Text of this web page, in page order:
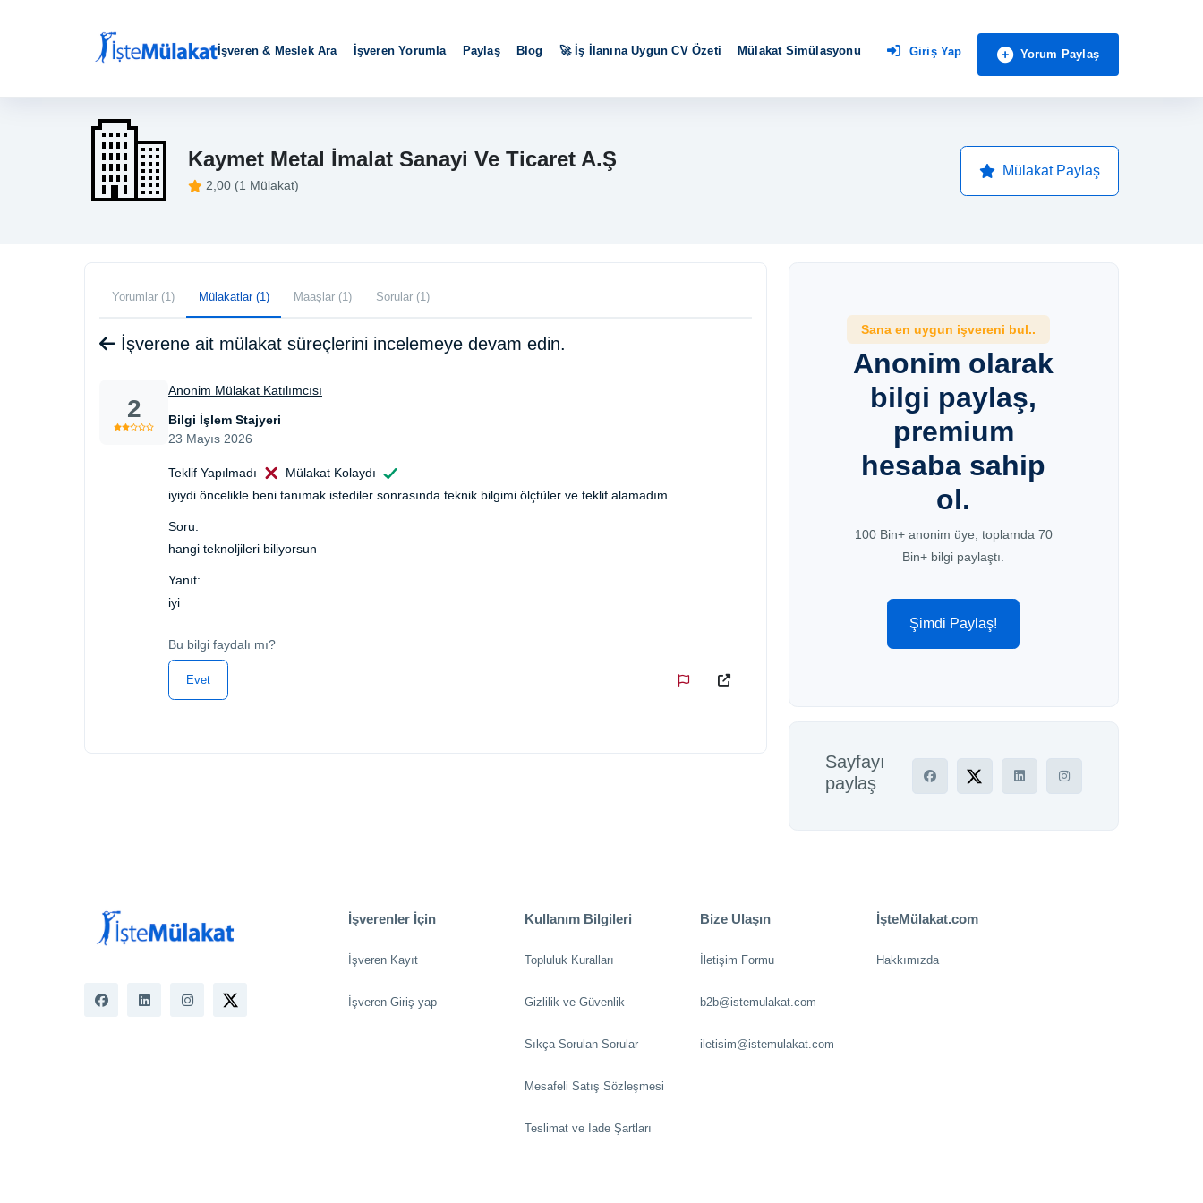
İşveren & Meslek Ara İşveren Yorumla Paylaş Blog 🚀 İş İlanına Uygun CV Özeti Mülakat Simülasyonu Giriş Yap Yorum Paylaş
Kaymet Metal İmalat Sanayi Ve Ticaret A.Ş
2,00 (1 Mülakat)
Mülakat Paylaş
Yorumlar (1) Mülakatlar (1) Maaşlar (1) Sorular (1)
İşverene ait mülakat süreçlerini incelemeye devam edin.
2
Anonim Mülakat Katılımcısı
Bilgi İşlem Stajyeri
23 Mayıs 2026
Teklif Yapılmadı
Mülakat Kolaydı
iyiydi öncelikle beni tanımak istediler sonrasında teknik bilgimi ölçtüler ve teklif alamadım
Soru:
hangi teknoljileri biliyorsun
Yanıt:
iyi
Bu bilgi faydalı mı?
Evet
Sana en uygun işvereni bul..
Anonim olarak
bilgi paylaş,
premium
hesaba sahip
ol.
100 Bin+ anonim üye, toplamda 70
Bin+ bilgi paylaştı.
Şimdi Paylaş!
Sayfayı
paylaş
İşverenler İçin
İşveren Kayıt
İşveren Giriş yap
Kullanım Bilgileri
Topluluk Kuralları
Gizlilik ve Güvenlik
Sıkça Sorulan Sorular
Mesafeli Satış Sözleşmesi
Teslimat ve İade Şartları
Bize Ulaşın
İletişim Formu
b2b@istemulakat.com
iletisim@istemulakat.com
İşteMülakat.com
Hakkımızda